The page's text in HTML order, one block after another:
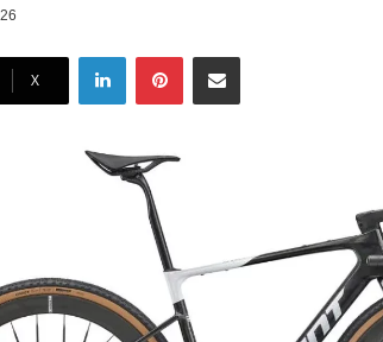
X
LinkedinPinterestE-Mail